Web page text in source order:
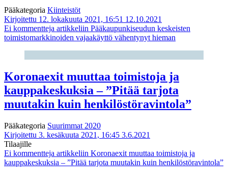
Pääkategoria Kiinteistöt
Kirjoitettu 12. lokakuuta 2021, 16:51 12.10.2021
Ei kommentteja artikkeliin Pääkaupunkiseudun keskeisten
toimistomarkkinoiden vajaakäyttö vähentynyt hieman
Koronaexit muuttaa toimistoja ja
kauppakeskuksia – ”Pitää tarjota
muutakin kuin henkilöstöravintola”
Pääkategoria Suurimmat 2020
Kirjoitettu 3. kesäkuuta 2021, 16:45 3.6.2021
Tilaajille
Ei kommentteja artikkeliin Koronaexit muuttaa toimistoja ja
kauppakeskuksia – ”Pitää tarjota muutakin kuin henkilöstöravintola”